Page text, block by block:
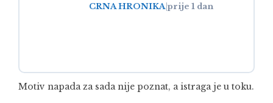
CRNA HRONIKAprije 1 dan
Motiv napada za sada nije poznat, a istraga je u toku.